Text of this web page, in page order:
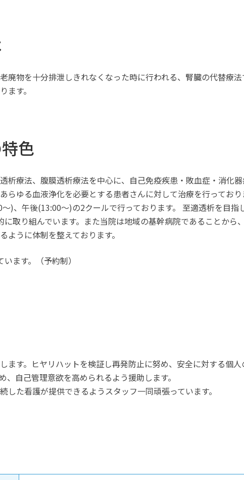
廃物を十分排泄しきれなくなった時に行われる、腎臓の代替療
ます。
色
析療法、腹膜透析療法を中心に、自己免疫疾患・敗血症・消化
らゆる血液浄化を必要とする患者さんに対して治療を行ってお
)、午後(13:00～)の2クールで行っております。 至適透析を目指
取り組んでいます。また当院は地域の基幹病院であることから
ように体制を整えております。
ます。（予約制）
ます。ヒヤリハットを検証し再発防止に努め、安全に対する個
、自己管理意欲を高められるよう援助します。
した看護が提供できるようスタッフ一同頑張っています。